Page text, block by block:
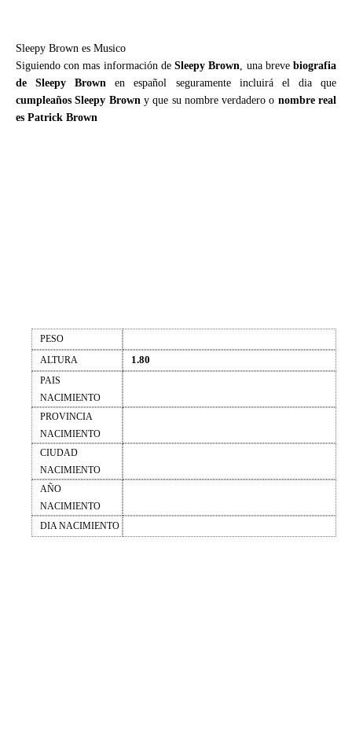
Sleepy Brown es Musico
Siguiendo con mas información deSleepy Brown, una brevebiografia
de Sleepy Brown en español seguramente incluirá el dia que
cumpleaños Sleepy Browny que su nombre verdadero o nombre real
es Patrick Brown
PESO
ALTURA
1.80
PAIS
NACIMIENTO
PROVINCIA
NACIMIENTO
CIUDAD
NACIMIENTO
AÑO
NACIMIENTO
DIA NACIMIENTO